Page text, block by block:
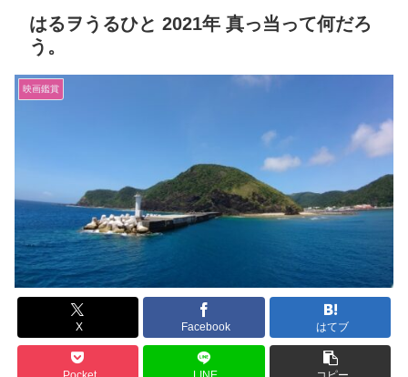
はるヲうるひと 2021年 真っ当って何だろ
う。
映画鑑賞
X Facebook はてブ